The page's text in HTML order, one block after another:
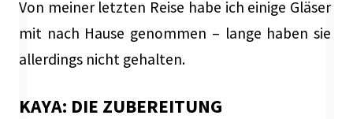
Von meiner letzten Reise habe ich einige Gläser
mit nach Hause genommen – lange haben sie
allerdings nicht gehalten.
KAYA: DIE ZUBEREITUNG